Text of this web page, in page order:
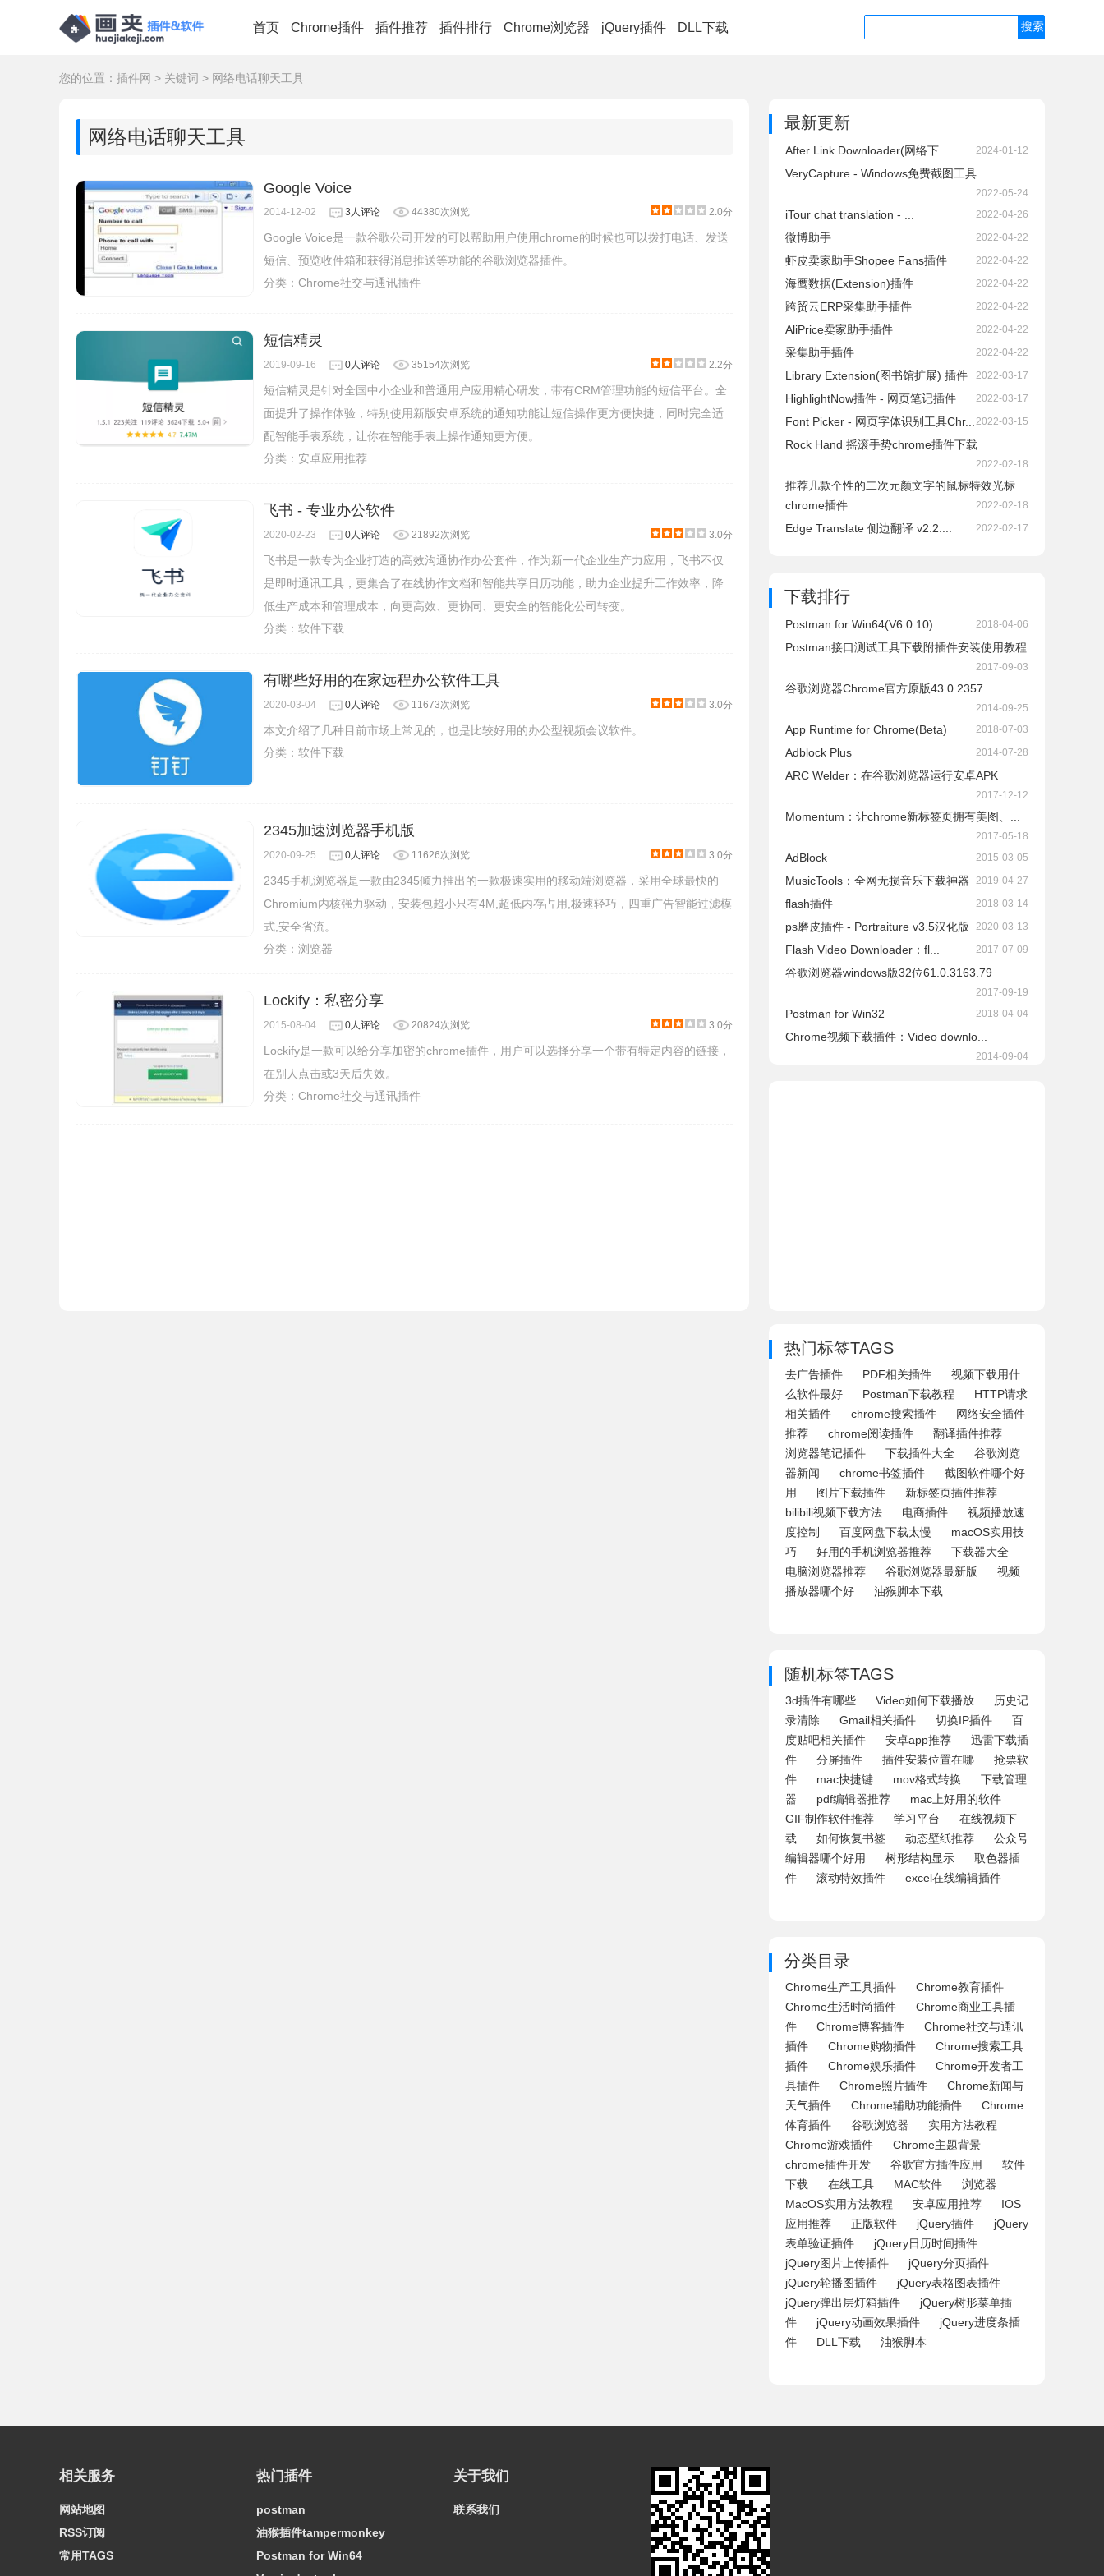
首页 Chrome插件 插件推荐 插件排行 Chrome浏览器 jQuery插件 DLL下载
您的位置： 插件网 > 关键词 > 网络电话聊天工具
网络电话聊天工具
Google Voice
2014-12-02 3人评论 44380次浏览 2.0分
Google Voice是一款谷歌公司开发的可以帮助用户使用chrome的时候也可以拨打电话、发送
短信、预览收件箱和获得消息推送等功能的谷歌浏览器插件。
分类： Chrome社交与通讯插件
短信精灵
2019-09-16 0人评论 35154次浏览 2.2分
短信精灵是针对全国中小企业和普通用户应用精心研发，带有CRM管理功能的短信平台。全
面提升了操作体验，特别使用新版安卓系统的通知功能让短信操作更方便快捷，同时完全适
配智能手表系统，让你在智能手表上操作通知更方便。
分类： 安卓应用推荐
飞书 - 专业办公软件
2020-02-23 0人评论 21892次浏览 3.0分
飞书是一款专为企业打造的高效沟通协作办公套件，作为新一代企业生产力应用，飞书不仅
是即时通讯工具，更集合了在线协作文档和智能共享日历功能，助力企业提升工作效率，降
低生产成本和管理成本，向更高效、更协同、更安全的智能化公司转变。
分类： 软件下载
有哪些好用的在家远程办公软件工具
2020-03-04 0人评论 11673次浏览 3.0分
本文介绍了几种目前市场上常见的，也是比较好用的办公型视频会议软件。
分类： 软件下载
2345加速浏览器手机版
2020-09-25 0人评论 11626次浏览 3.0分
2345手机浏览器是一款由2345倾力推出的一款极速实用的移动端浏览器，采用全球最快的
Chromium内核强力驱动，安装包超小只有4M,超低内存占用,极速轻巧，四重广告智能过滤模
式,安全省流。
分类： 浏览器
Lockify：私密分享
2015-08-04 0人评论 20824次浏览 3.0分
Lockify是一款可以给分享加密的chrome插件，用户可以选择分享一个带有特定内容的链接，
在别人点击或3天后失效。
分类： Chrome社交与通讯插件
最新更新
After Link Downloader(网络下... 2024-01-12
VeryCapture - Windows免费截图工具
2022-05-24
iTour chat translation - ... 2022-04-26
微博助手 2022-04-22
虾皮卖家助手Shopee Fans插件 2022-04-22
海鹰数据(Extension)插件 2022-04-22
跨贸云ERP采集助手插件 2022-04-22
AliPrice卖家助手插件 2022-04-22
采集助手插件 2022-04-22
Library Extension(图书馆扩展) 插件 2022-03-17
HighlightNow插件 - 网页笔记插件 2022-03-17
Font Picker - 网页字体识别工具Chr... 2022-03-15
Rock Hand 摇滚手势chrome插件下载
2022-02-18
推荐几款个性的二次元颜文字的鼠标特效光标
chrome插件
2022-02-18
Edge Translate 侧边翻译 v2.2.... 2022-02-17
下载排行
Postman for Win64(V6.0.10) 2018-04-06
Postman接口测试工具下载附插件安装使用教程
2017-09-03
谷歌浏览器Chrome官方原版43.0.2357....
2014-09-25
App Runtime for Chrome(Beta) 2018-07-03
Adblock Plus 2014-07-28
ARC Welder：在谷歌浏览器运行安卓APK
2017-12-12
Momentum：让chrome新标签页拥有美图、...
2017-05-18
AdBlock 2015-03-05
​MusicTools：全网无损音乐下载神器 2019-04-27
flash插件 2018-03-14
ps磨皮插件 - Portraiture v3.5汉化版 2020-03-13
Flash Video Downloader：fl... 2017-07-09
谷歌浏览器windows版32位61.0.3163.79
2017-09-19
Postman for Win32 2018-04-04
Chrome视频下载插件：Video downlo...
2014-09-04
热门标签TAGS
去广告插件 PDF相关插件
视频下载用什
么软件最好
Postman下载教程
HTTP请求
相关插件
chrome搜索插件
网络安全插件
推荐
chrome阅读插件
翻译插件推荐
浏览器笔记插件
下载插件大全
谷歌浏览
器新闻
chrome书签插件
截图软件哪个好
用
图片下载插件
新标签页插件推荐
bilibili视频下载方法
电商插件
视频播放速
度控制
百度网盘下载太慢
macOS实用技
巧
好用的手机浏览器推荐
下载器大全
电脑浏览器推荐
谷歌浏览器最新版
视频
播放器哪个好
油猴脚本下载
随机标签TAGS
3d插件有哪些 Video如何下载播放
历史记
录清除
Gmail相关插件 切换IP插件
百
度贴吧相关插件
安卓app推荐
迅雷下载插
件
分屏插件 插件安装位置在哪
抢票软
件
mac快捷键 mov格式转换
下载管理
器
pdf编辑器推荐
mac上好用的软件
GIF制作软件推荐
学习平台
在线视频下
载
如何恢复书签 动态壁纸推荐
公众号
编辑器哪个好用
树形结构显示
取色器插
件
滚动特效插件 excel在线编辑插件
分类目录
Chrome生产工具插件
Chrome教育插件
Chrome生活时尚插件
Chrome商业工具插
件
Chrome博客插件
Chrome社交与通讯
插件
Chrome购物插件
Chrome搜索工具
插件
Chrome娱乐插件
Chrome开发者工
具插件
Chrome照片插件
Chrome新闻与
天气插件
Chrome辅助功能插件
Chrome
体育插件
谷歌浏览器
实用方法教程
Chrome游戏插件
Chrome主题背景
chrome插件开发
谷歌官方插件应用
软件
下载
在线工具 MAC软件
浏览器
MacOS实用方法教程
安卓应用推荐
IOS
应用推荐
正版软件 jQuery插件
jQuery
表单验证插件
jQuery日历时间插件
jQuery图片上传插件
jQuery分页插件
jQuery轮播图插件
jQuery表格图表插件
jQuery弹出层灯箱插件
jQuery树形菜单插
件
jQuery动画效果插件
jQuery进度条插
件
DLL下载 油猴脚本
相关服务
网站地图
RSS订阅
常用TAGS
热门插件
postman
油猴插件tampermonkey
Postman for Win64
关于我们
联系我们